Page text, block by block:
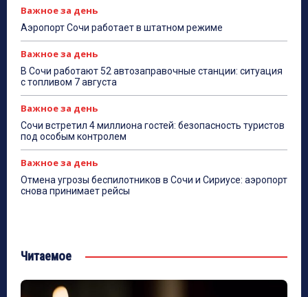
Важное за день
Аэропорт Сочи работает в штатном режиме
Важное за день
В Сочи работают 52 автозаправочные станции: ситуация
с топливом 7 августа
Важное за день
Сочи встретил 4 миллиона гостей: безопасность туристов
под особым контролем
Важное за день
Отмена угрозы беспилотников в Сочи и Сириусе: аэропорт
снова принимает рейсы
Читаемое